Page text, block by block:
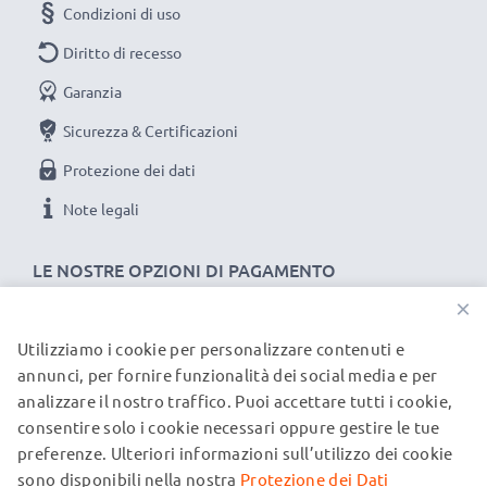
LE NOSTRE OPZIONI DI PAGAMENTO
Condizioni di uso
Diritto di recesso
Garanzia
Sicurezza & Certificazioni
Protezione dei dati
Note legali
I NOSTRI PARTNER DI SPEDIZIONE
© subtel.it 2026
Tutti i prezzi includono l'IVA e sono esclusi i costi di
spedizione. Si prega di notare che tutti i marchi menzionati
×
Utilizziamo i cookie per personalizzare contenuti e
annunci, per fornire funzionalità dei social media e per
analizzare il nostro traffico. Puoi accettare tutti i cookie,
consentire solo i cookie necessari oppure gestire le tue
preferenze. Ulteriori informazioni sull’utilizzo dei cookie
sono disponibili nella nostra Protezione dei Dati